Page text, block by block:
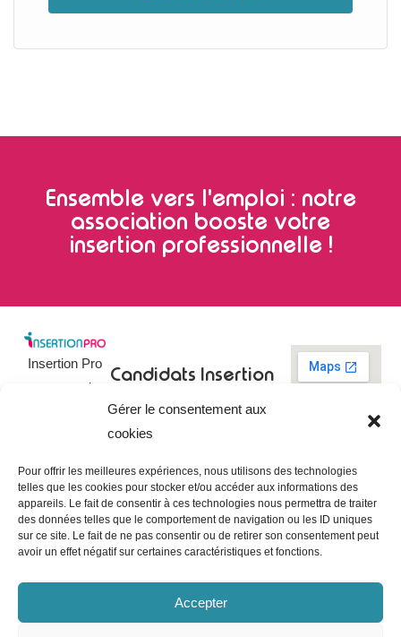
Gérer le consentement aux
cookies
Pour offrir les meilleures expériences, nous utilisons des technologies
telles que les cookies pour stocker et/ou accéder aux informations des
appareils. Le fait de consentir à ces technologies nous permettra de traiter
des données telles que le comportement de navigation ou les ID uniques
sur ce site. Le fait de ne pas consentir ou de retirer son consentement peut
avoir un effet négatif sur certaines caractéristiques et fonctions.
Accepter
Ensemble vers l'emploi : notre
association booste votre
insertion professionnelle !
Insertion Pro
est une action
pour
l’Insertion
Professionnelle ,
dédiée à
l’insertion et
Candidats
emploi
Tableau de
bord du
candidat
Entreprises
Poster une
entreprises
Insertion
09 73 03 78
Contact
CGU
Mentions
légales
confidentialité
Politique de